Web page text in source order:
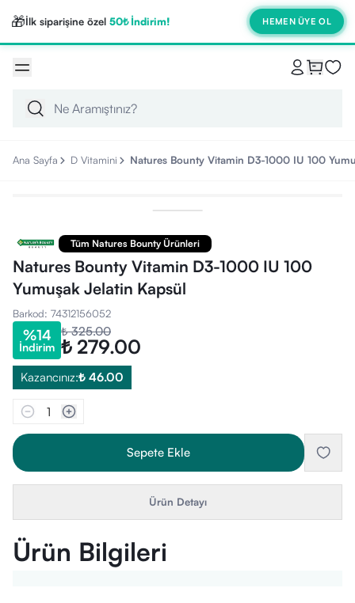
🎁İlk siparişine özel 50₺ İndirim! HEMEN ÜYE OL
Ana Sayfa D Vitamini Natures Bounty Vitamin D3-1000 IU 100
Tüm Natures Bounty Ürünleri
Natures Bounty Vitamin D3-1000 IU 100
Yumuşak Jelatin Kapsül
Barkod: 74312156052
%14
İndirim
₺ 325.00
₺ 279.00
Kazancınız:₺ 46.00
1
Sepete Ekle
Ürün Detayı
Ürün Bilgileri